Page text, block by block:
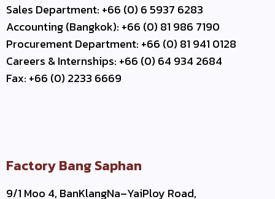
Sales Department: +66 (0) 6 5937 6283
Accounting (Bangkok): +66 (0) 81 986 7190
Procurement Department: +66 (0) 81 941 0128
Careers & Internships: +66 (0) 64 934 2684
Fax: +66 (0) 2233 6669
Factory Bang Saphan
9/1 Moo 4, BanKlangNa–YaiPloy Road,